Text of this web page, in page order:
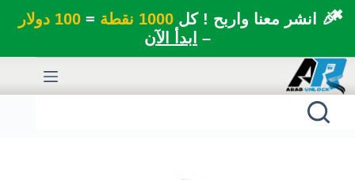
🎉 انشر معنا واربح ! كل1000 نقطة =100 دولار
– ابدأ الآن
✖
التجاوز
إلى
المحتوى